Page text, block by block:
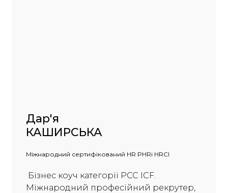
Дар'я
КАШИРСЬКА
Міжнародний сертифікований HR PHRi HRCI
Бізнес коуч категорії PCC ICF.
Міжнародний професійний рекрутер,